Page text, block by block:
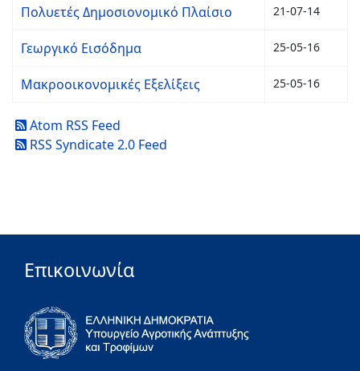
Πολυετές Δημοσιονομικό Πλαίσιο 21-07-14
Γεωργικό Εισόδημα 25-05-16
Μακροοικονομικές Εξελίξεις 25-05-16
Atom RSS Feed
RSS Syndicate 2.0 Feed
Επικοινωνία